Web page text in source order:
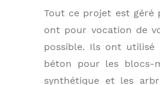
Tout ce projet est géré
ont pour vocation de
possible. Ils ont
béton pour les blocs-
synthétique et les